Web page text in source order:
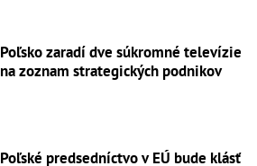
Poľsko zaradí dve súkromné televízie
na zoznam strategických podnikov
Poľské predsedníctvo v EÚ bude klásť